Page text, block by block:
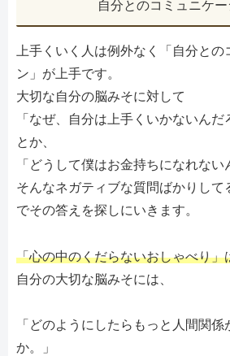
自分とのコミュニケ
上手くいく人は例外なく「自分との
ン」が上手です。
大切な自分の脳みそに対して
「なぜ、自分は上手くいかないんだ
とか、
「どうして僕はお金持ちになれない
そんなネガティブな質問ばかりして
でその答えを探しにいきます。
「心の中のくだらないおしゃべり」
自分の大切な脳みそには、
「どのようにしたらもっと人間関係
か。」